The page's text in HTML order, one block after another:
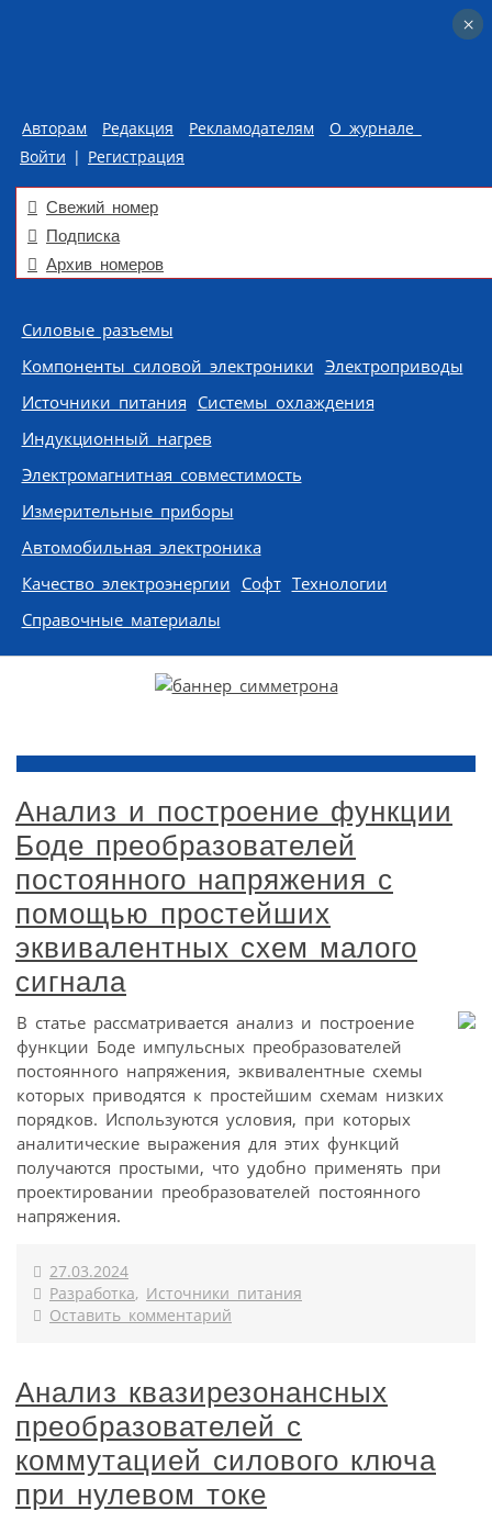
Авторам Редакция Рекламодателям
О журнале
Войти | Регистрация
Свежий номер
Подписка
Архив номеров
Skip to content
Силовые разъемы
Компоненты силовой электроники Электроприводы
Источники питания Системы охлаждения
Индукционный нагрев
Электромагнитная совместимость
Измерительные приборы
Автомобильная электроника
Качество электроэнергии Софт Технологии
Справочные материалы
Анализ и построение функции
Боде преобразователей
постоянного напряжения с
помощью простейших
эквивалентных схем малого
сигнала
В статье рассматривается анализ и построение
функции Боде импульсных преобразователей
постоянного напряжения, эквивалентные схемы
которых приводятся к простейшим схемам низких
порядков. Используются условия, при которых
аналитические выражения для этих функций
получаются простыми, что удобно применять при
проектировании преобразователей постоянного
напряжения.
27.03.2024
Разработка, Источники питания
Оставить комментарий
Анализ квазирезонансных
преобразователей с
коммутацией силового ключа
при нулевом токе
×
×